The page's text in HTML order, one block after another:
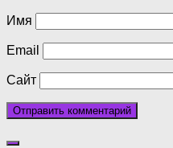
Имя
Email
Сайт